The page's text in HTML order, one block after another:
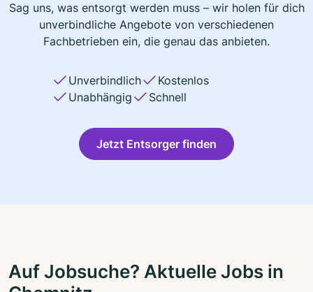
Sag uns, was entsorgt werden muss – wir holen für dich
unverbindliche Angebote von verschiedenen
Fachbetrieben ein, die genau das anbieten.
Unverbindlich
Kostenlos
Unabhängig
Schnell
Jetzt Entsorger finden
Auf Jobsuche? Aktuelle Jobs in